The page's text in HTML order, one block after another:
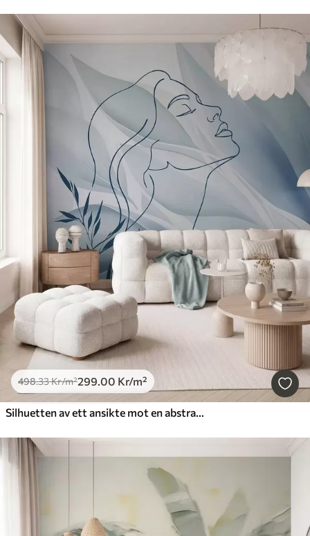
498.33Kr/m²299.00 Kr/m²
Silhuetten av ett ansikte mot en abstrakt bakgrund